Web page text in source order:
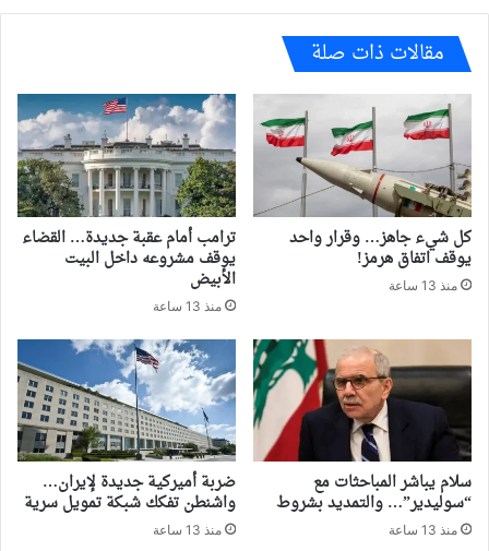
مقالات ذات صلة
كل شيء جاهز… وقرار واحد
يوقف اتفاق هرمز!
منذ 13 ساعة
ترامب أمام عقبة جديدة… القضاء
يوقف مشروعه داخل البيت
الأبيض
منذ 13 ساعة
سلام يباشر المباحثات مع
“سوليدير”… والتمديد بشروط
منذ 13 ساعة
ضربة أميركية جديدة لإيران…
واشنطن تفكك شبكة تمويل سرية
منذ 13 ساعة